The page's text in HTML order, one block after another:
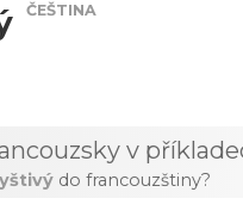
ČEŠTINA
v
do francouzštiny?